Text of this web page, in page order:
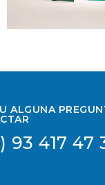
ALGUNA
93 417 47